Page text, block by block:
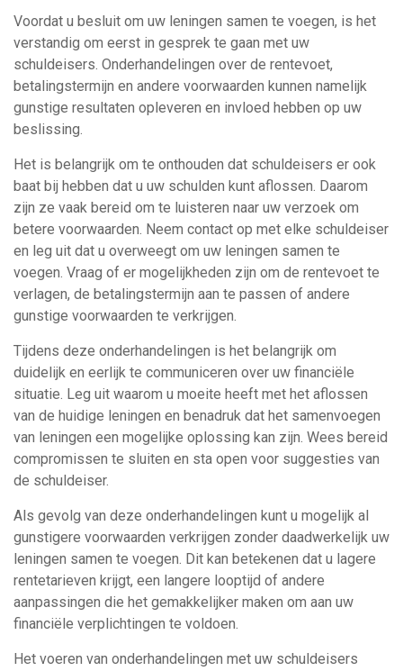
Voordat u besluit om uw leningen samen te voegen, is het
verstandig om eerst in gesprek te gaan met uw
schuldeisers. Onderhandelingen over de rentevoet,
betalingstermijn en andere voorwaarden kunnen namelijk
gunstige resultaten opleveren en invloed hebben op uw
beslissing.
Het is belangrijk om te onthouden dat schuldeisers er ook
baat bij hebben dat u uw schulden kunt aflossen. Daarom
zijn ze vaak bereid om te luisteren naar uw verzoek om
betere voorwaarden. Neem contact op met elke schuldeiser
en leg uit dat u overweegt om uw leningen samen te
voegen. Vraag of er mogelijkheden zijn om de rentevoet te
verlagen, de betalingstermijn aan te passen of andere
gunstige voorwaarden te verkrijgen.
Tijdens deze onderhandelingen is het belangrijk om
duidelijk en eerlijk te communiceren over uw financiële
situatie. Leg uit waarom u moeite heeft met het aflossen
van de huidige leningen en benadruk dat het samenvoegen
van leningen een mogelijke oplossing kan zijn. Wees bereid
compromissen te sluiten en sta open voor suggesties van
de schuldeiser.
Als gevolg van deze onderhandelingen kunt u mogelijk al
gunstigere voorwaarden verkrijgen zonder daadwerkelijk uw
leningen samen te voegen. Dit kan betekenen dat u lagere
rentetarieven krijgt, een langere looptijd of andere
aanpassingen die het gemakkelijker maken om aan uw
financiële verplichtingen te voldoen.
Het voeren van onderhandelingen met uw schuldeisers